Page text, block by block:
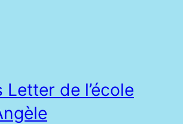
Letter de l’école